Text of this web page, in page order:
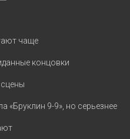
чаще
концовки
«Бруклин 9-9», но серьезнее